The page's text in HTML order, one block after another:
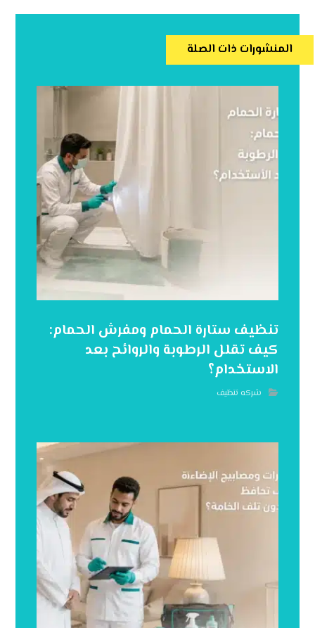
المنشورات ذات الصلة
تنظيف ستارة الحمام ومفرش الحمام:
كيف تقلل الرطوبة والروائح بعد
الاستخدام؟
شركه تنظيف